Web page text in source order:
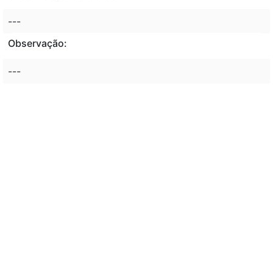
---
Observação:
---